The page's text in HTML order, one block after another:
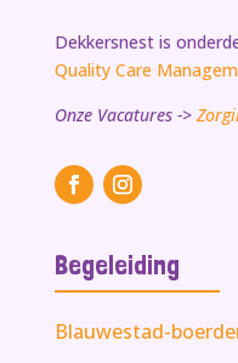
Dekkersnest is
Quality Care
Onze Vacatures ->
Begeleiding
Blauwestad-